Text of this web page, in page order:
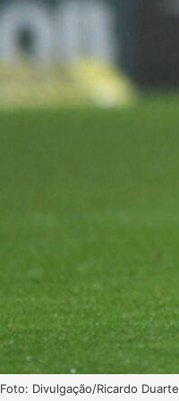
Foto: Divulgação/Ricardo Duarte